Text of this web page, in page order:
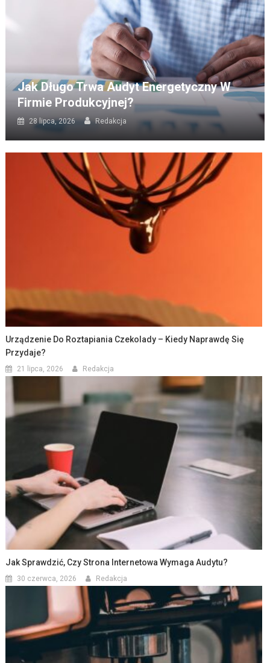
Jak Długo Trwa Audyt Energetyczny W
Firmie Produkcyjnej?
28 lipca, 2026 Redakcja
Urządzenie Do Roztapiania Czekolady – Kiedy Naprawdę Się
Przydaje?
21 lipca, 2026 Redakcja
Jak Sprawdzić, Czy Strona Internetowa Wymaga Audytu?
30 czerwca, 2026 Redakcja